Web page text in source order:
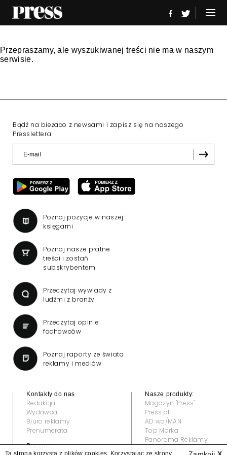
Przepraszamy, ale wyszukiwanej treści nie ma w naszym
serwisie.
Bądź na bieżaco z newsami i zapisz się na naszego
Presslettera
Poznaj pozycje w naszej
księgarni
Poznaj nasze płatne
treści i zostań
subskrybentem
Przeczytaj wywiady z
ludźmi z branży
Przeczytaj opinie
fachowców
Poznaj raporty ze świata
reklamy i mediów
Kontakty do nas
Redakcja
Wydawca
Biuro reklamy
Prenumerata
Prawne:
Nasze produkty:
Magazyn "Press"
Press.pl
AD wo/MAN
Top Marka
Panorama Reklamy
Ta strona korzysta z plików cookies. Korzystając ze strony